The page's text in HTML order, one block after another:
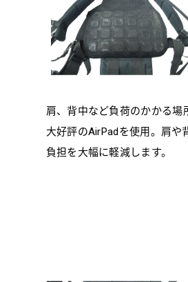
肩、背中など負荷のかかる場
大好評のAirPadを使用。肩や
負担を大幅に軽減します。